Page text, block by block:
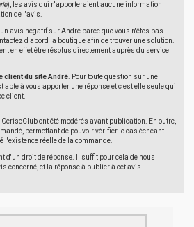
), les avis qui n'apporteraient aucune information
de l'avis.
avis négatif sur André parce que vous n'êtes pas
d'abord la boutique afin de trouver une solution.
en effet être résolus directement auprès du service
client du site André . Pour toute question sur une
apte à vous apporter une réponse et c'est elle seule qui
client.
ont été modérés avant publication. En outre,
permettant de pouvoir vérifier le cas échéant
l'existence réelle de la commande.
d'un droit de réponse. Il suffit pour cela de nous
concerné, et la réponse à publier à cet avis.